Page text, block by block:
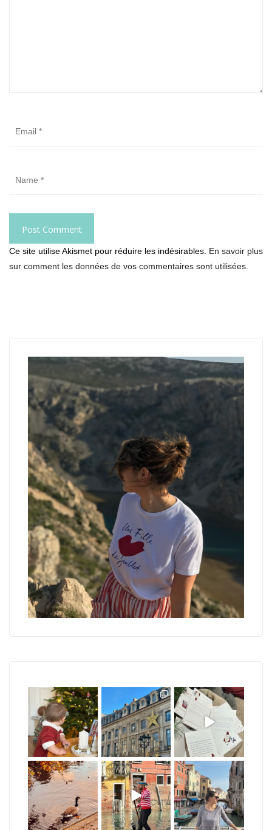
Ce site utilise Akismet pour réduire les indésirables. En savoir plus
sur comment les données de vos commentaires sont utilisées